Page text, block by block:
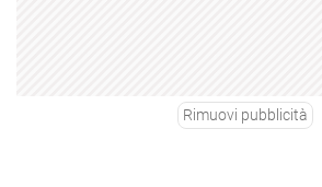
Rimuovi pubblicità